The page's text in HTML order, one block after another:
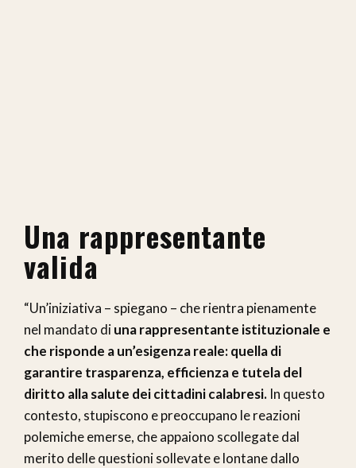
Una rappresentante
valida
“Un’iniziativa – spiegano – che rientra pienamente
nel mandato diuna rappresentante istituzionale e
che risponde a un’esigenza reale: quella di
garantire trasparenza, efficienza e tutela del
diritto alla salute dei cittadini calabresi. In questo
contesto, stupiscono e preoccupano le reazioni
polemiche emerse, che appaiono scollegate dal
merito delle questioni sollevate e lontane dallo